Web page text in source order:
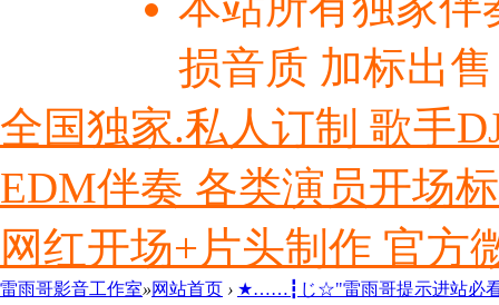
损音质 加标出
全国独家.私人订制 歌手
EDM伴奏 各类演员开场
网红开场+片头制作 官方
雷雨哥影音工作室»网站首页 › ★……┇じ☆"雷雨哥提示进站